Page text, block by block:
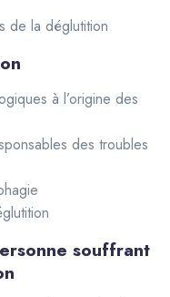
de la déglutition
à l’origine des
des troubles
souffrant